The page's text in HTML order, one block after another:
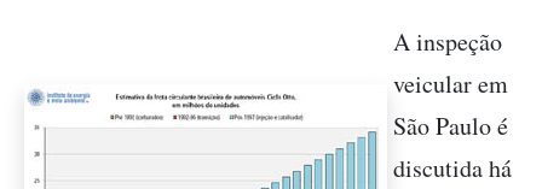
A inspeção
veicular em
São Paulo é
discutida há